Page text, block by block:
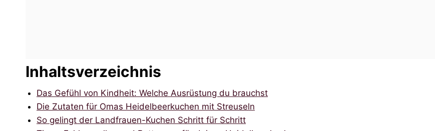
Inhaltsverzeichnis
Das Gefühl von Kindheit: Welche Ausrüstung du brauchst
Die Zutaten für Omas Heidelbeerkuchen mit Streuseln
So gelingt der Landfrauen-Kuchen Schritt für Schritt